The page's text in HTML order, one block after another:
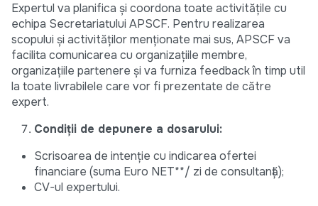
Expertul va planifica și coordona toate activitățile cu
echipa Secretariatului APSCF. Pentru realizarea
scopului și activităților menționate mai sus, APSCF va
facilita comunicarea cu organizațiile membre,
organizațiile partenere și va furniza feedback în timp util
la toate livrabilele care vor fi prezentate de către
expert.
Condiții de depunere a dosarului:
Scrisoarea de intenție cu indicarea ofertei
financiare (suma Euro NET**/ zi de consultanță);
CV-ul expertului.